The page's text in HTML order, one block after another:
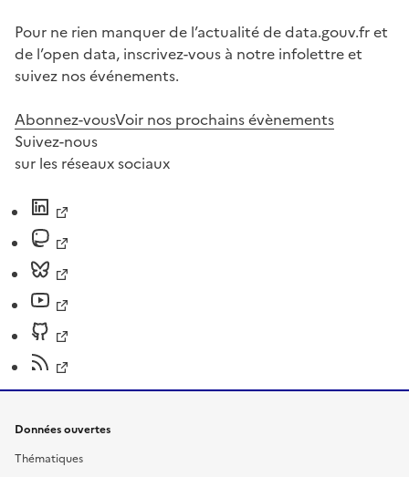
Pour ne rien manquer de l’actualité de data.gouv.fr et
de l’open data, inscrivez-vous à notre infolettre et
suivez nos événements.
Abonnez-vousVoir nos prochains évènements
Suivez-nous
sur les réseaux sociaux
Données ouvertes
Thématiques